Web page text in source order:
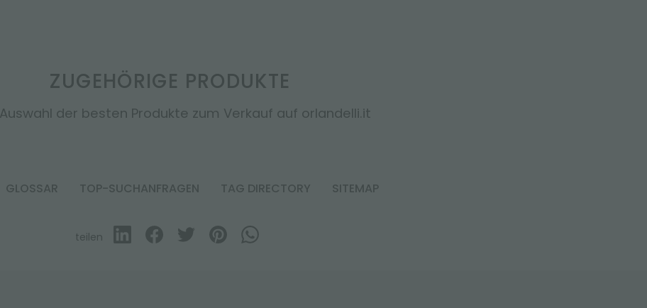
ZUGEHÖRIGE PRODUKTE
der besten Produkte zum Verkauf auf orlandelli.it
GLOSSAR TOP-SUCHANFRAGEN TAG DIRECTORY SITEMAP
teilen